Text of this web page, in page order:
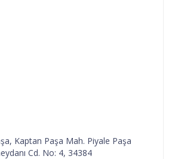
Kaptan Paşa Mah. Piyale Paşa
Cd. No: 4, 34384